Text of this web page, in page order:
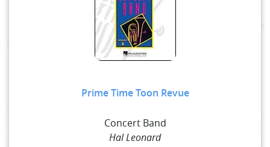
Prime Time Toon Revue
Concert Band
Hal Leonard